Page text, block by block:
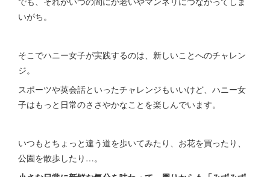
いがち。
そこでハニー女子が実践するのは、新しいことへのチャレン
ジ。
スポーツや英会話といったチャレンジもいいけど、ハニー女
子はもっと日常のささやかなことを楽しんでいます。
いつもとちょっと違う道を歩いてみたり、お花を買ったり、
公園を散歩したり…。